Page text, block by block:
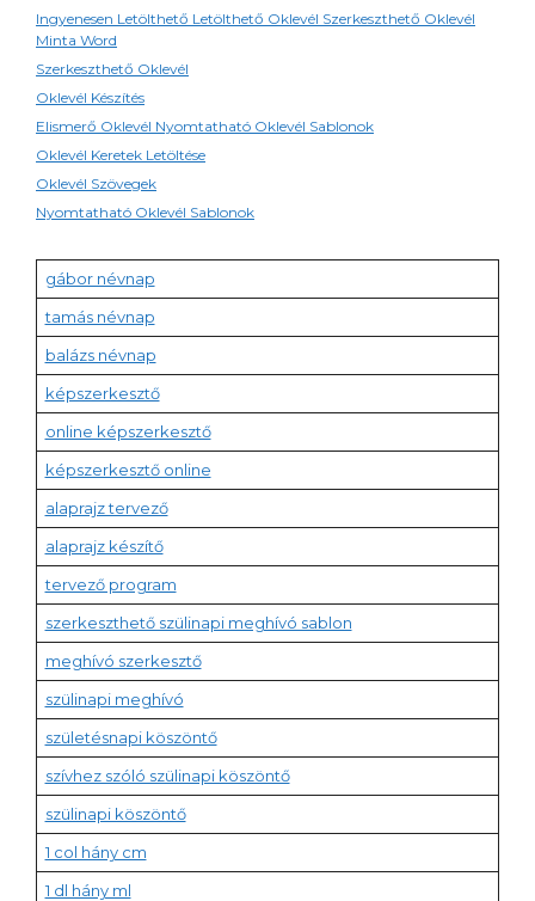
Ingyenesen Letölthető Letölthető Oklevél Szerkeszthető Oklevél
Minta Word
Szerkeszthető Oklevél
Oklevél Készítés
Elismerő Oklevél Nyomtatható Oklevél Sablonok
Oklevél Keretek Letöltése
Oklevél Szövegek
Nyomtatható Oklevél Sablonok
gábor névnap
tamás névnap
balázs névnap
képszerkesztő
online képszerkesztő
képszerkesztő online
alaprajz tervező
alaprajz készítő
tervező program
szerkeszthető szülinapi meghívó sablon
meghívó szerkesztő
szülinapi meghívó
születésnapi köszöntő
szívhez szóló szülinapi köszöntő
szülinapi köszöntő
1 col hány cm
1 dl hány ml